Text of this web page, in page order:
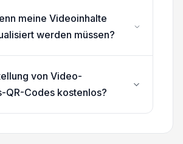
meine Videoinhalte
werden müssen?
von Video-
QR-Codes kostenlos?